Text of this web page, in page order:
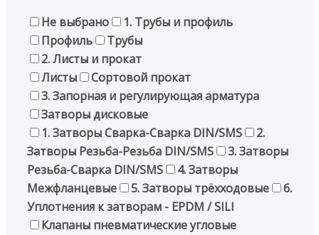
Не выбрано
1. Трубы и профиль
Профиль
Трубы
2. Листы и прокат
Листы
Сортовой прокат
3. Запорная и регулирующая арматура
Затворы дисковые
1. Затворы Сварка-Сварка DIN/SMS
2.
Затворы Резьба-Резьба DIN/SMS
3. Затворы
Резьба-Сварка DIN/SMS
4. Затворы
Межфланцевые
5. Затворы трёхходовые
6.
Уплотнения к затворам - EPDM / SILI
Клапаны пневматические угловые